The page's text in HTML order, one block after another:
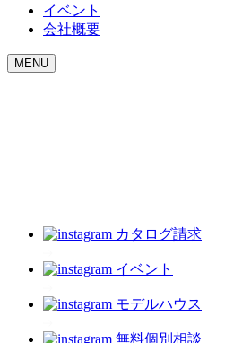
イベント
会社概要
MENU
カタログ請求
イベント
モデルハウス
無料個別相談